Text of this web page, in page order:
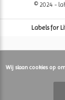
© 2024 -
Labels for
Wij slaan cookies op